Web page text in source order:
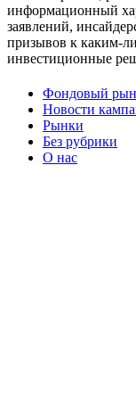
информационный
заявлений,
призывов к каким-
инвестиционные
Фондовый
Новости
Рынки
Без рубрики
О нас